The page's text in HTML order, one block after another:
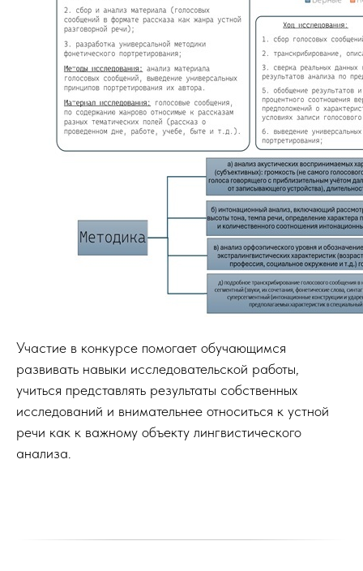
Участие в конкурсе помогает обучающимся
развивать навыки исследовательской работы,
учиться представлять результаты собственных
исследований и внимательнее относиться к устной
речи как к важному объекту лингвистического
анализа.